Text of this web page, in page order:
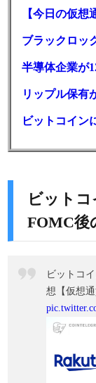
ビット
FOMC後
ビットコ
想【仮想